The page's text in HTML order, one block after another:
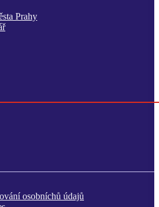
Prahy
osobníchů údajů